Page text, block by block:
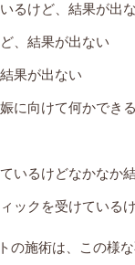
るけど、結果が出
、結果が出ない
果が出ない
に向けて何かでき
いるけどなかなか
ックを受けている
の施術は、この様